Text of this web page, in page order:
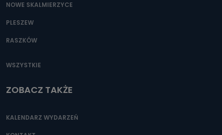
NOWE SKALMIERZYCE
PLESZEW
RASZKÓW
WSZYSTKIE
ZOBACZ TAKŻE
KALENDARZ WYDARZEŃ